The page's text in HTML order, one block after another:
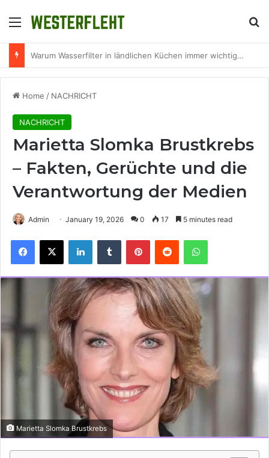
Menu
RevOps im Mittelstand: Was Revenue Operations für IT-Unternehmen konkret bedeutet
Home / NACHRICHT
NACHRICHT
Marietta Slomka Brustkrebs
– Fakten, Gerüchte und die
Verantwortung der Medien
Admin January 19, 2026 0 17 5 minutes read
Facebook
X LinkedInTumblr PinterestReddit WhatsApp
Marietta Slomka Brustkrebs